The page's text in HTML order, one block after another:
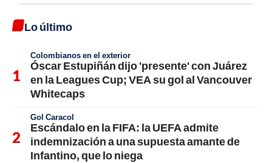
Lo último
Colombianos en el exterior
Óscar Estupiñán dijo 'presente' con Juárez
en la Leagues Cup; VEA su gol al Vancouver
Whitecaps
Gol Caracol
Escándalo en la FIFA: la UEFA admite
indemnización a una supuesta amante de
Infantino, que lo niega